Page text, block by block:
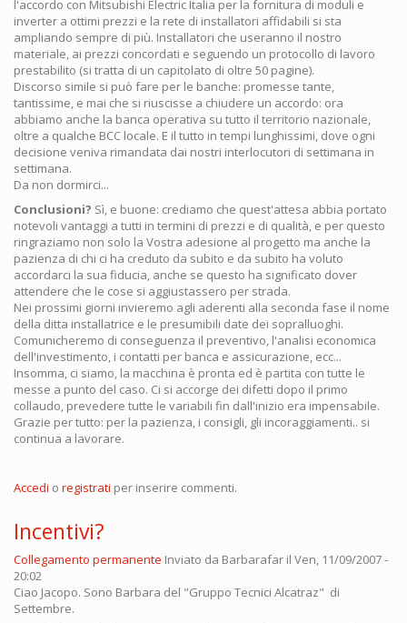
l'accordo con Mitsubishi Electric Italia per la fornitura di moduli e
inverter a ottimi prezzi e la rete di installatori affidabili si sta
ampliando sempre di più. Installatori che useranno il nostro
materiale, ai prezzi concordati e seguendo un protocollo di lavoro
prestabilito (si tratta di un capitolato di oltre 50 pagine).
Discorso simile si può fare per le banche: promesse tante,
tantissime, e mai che si riuscisse a chiudere un accordo: ora
abbiamo anche la banca operativa su tutto il territorio nazionale,
oltre a qualche BCC locale. E il tutto in tempi lunghissimi, dove ogni
decisione veniva rimandata dai nostri interlocutori di settimana in
settimana.
Da non dormirci...
Conclusioni? Sì, e buone: crediamo che quest'attesa abbia portato
notevoli vantaggi a tutti in termini di prezzi e di qualità, e per questo
ringraziamo non solo la Vostra adesione al progetto ma anche la
pazienza di chi ci ha creduto da subito e da subito ha voluto
accordarci la sua fiducia, anche se questo ha significato dover
attendere che le cose si aggiustassero per strada.
Nei prossimi giorni invieremo agli aderenti alla seconda fase il nome
della ditta installatrice e le presumibili date dei sopralluoghi.
Comunicheremo di conseguenza il preventivo, l'analisi economica
dell'investimento, i contatti per banca e assicurazione, ecc...
Insomma, ci siamo, la macchina è pronta ed è partita con tutte le
messe a punto del caso. Ci si accorge dei difetti dopo il primo
collaudo, prevedere tutte le variabili fin dall'inizio era impensabile.
Grazie per tutto: per la pazienza, i consigli, gli incoraggiamenti.. si
continua a lavorare.
Accedi o registrati per inserire commenti.
Incentivi?
Collegamento permanente Inviato da Barbarafar il Ven, 11/09/2007 -
20:02
Ciao Jacopo. Sono Barbara del "Gruppo Tecnici Alcatraz" di
Settembre.